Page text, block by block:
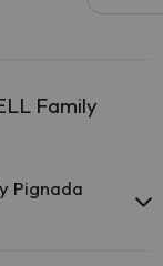
Family
Pignada